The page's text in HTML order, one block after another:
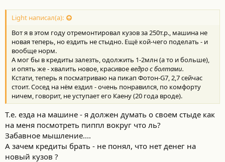
Light написал(а):
Вот я в этом году отремонтировал кузов за 250т.р., машина не
новая теперь, но ездить не стыдно. Ещё кой-чего поделать - и
вообще норм.
А мог бы в кредиты залезть, одолжить 1-2млн (а то и больше),
и опять же - хвалить новое, красивоеведро с болтами.
Кстати, теперь я посматриваю на пикап Фотон-G7, 2,7 сейчас
стоит. Сосед на нём ездил - очень понравился, по комфорту
ничем, говорит, не уступает его Каену (20 года вроде).
Т.е. езда на машине - я должен думать о своем стыде как
на меня посмотреть пиппл вокруг что ль?
Забавное мышление....
А зачем кредиты брать - не понял, что нет денег на
новый кузов ?